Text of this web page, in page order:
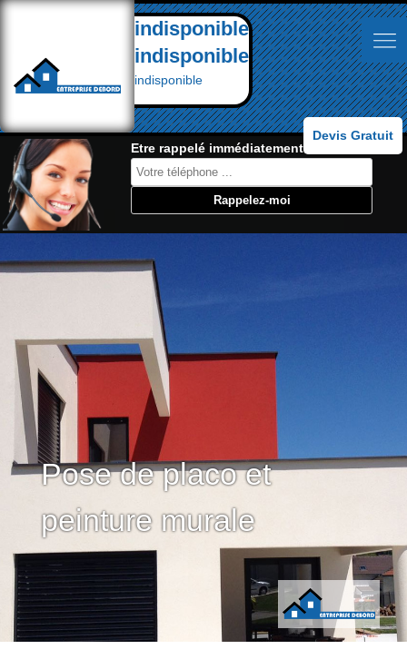
indisponible
indisponible
indisponible
Devis Gratuit
Etre rappelé immédiatement:
Pose de placo et
peinture murale